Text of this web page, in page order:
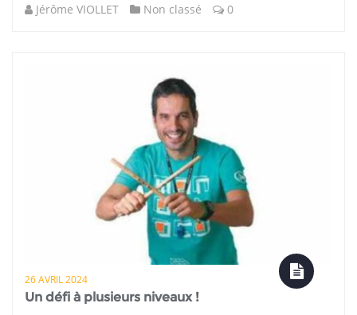
Jérôme VIOLLET Non classé 0
26 AVRIL 2024
Un défi à plusieurs niveaux !